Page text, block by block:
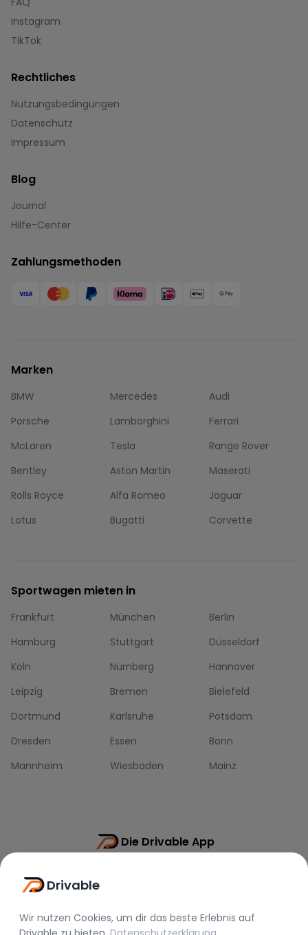
Instagram
TikTok
Rechtliches
Nutzungsbedingungen
Datenschutz
Impressum
Blog
Journal
Hilfe-Center
Zahlungsmethoden
Marken
BMW Mercedes
Audi
Porsche
Lamborghini
Ferrari
McLaren
Tesla
Range Rover
Bentley
Aston Martin
Maserati
Rolls Royce
Alfa Romeo
Jaguar
Lotus
Bugatti Corvette
Sportwagen mieten in
Frankfurt München
Berlin
Hamburg
Stuttgart
Düsseldorf
Köln
Nürnberg
Hannover
Leipzig
Bremen
Bielefeld
Dortmund
Karlsruhe
Potsdam
Dresden
Essen
Bonn
Mannheim
Wiesbaden Mainz
Die Drivable App
Drivable
Wir nutzen Cookies, um dir das beste Erlebnis auf